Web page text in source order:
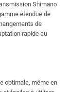
Shimano
étendue de
de
rapide au
optimale, même en